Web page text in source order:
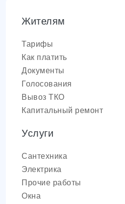
Жителям
Тарифы
Как платить
Документы
Голосования
Вывоз ТКО
Капитальный ремонт
Услуги
Сантехника
Электрика
Прочие работы
Окна